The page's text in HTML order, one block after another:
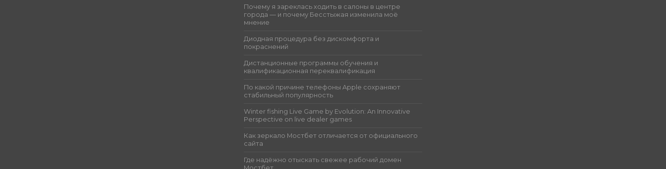
Почему я зареклась ходить в салоны в центре
города — и почему Бесстыжая изменила моё
мнение
Диодная процедура без дискомфорта и
покраснений
Дистанционные программы обучения и
квалификационная переквалификация
По какой причине телефоны Apple сохраняют
стабильный популярность
Winter fishing Live Game by Evolution: An Innovative
Perspective on live dealer games
Как зеркало Мостбет отличается от официального
сайта
Где надёжно отыскать свежее рабочий домен